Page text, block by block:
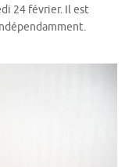
24 février. Il est